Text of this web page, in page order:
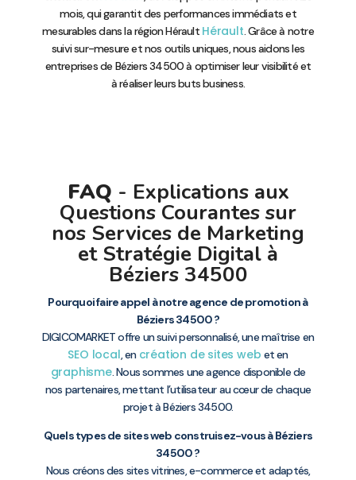
mois, qui garantit des performances immédiats et
mesurables dans la région Hérault Hérault. Grâce à notre
suivi sur-mesure et nos outils uniques, nous aidons les
entreprises de Béziers 34500 à optimiser leur visibilité et
à réaliser leurs buts business.
FAQ - Explications aux
Questions Courantes sur
nos Services de Marketing
et Stratégie Digital à
Béziers 34500
Pourquoi faire appel à notre agence de promotion à
Béziers 34500 ?
DIGICOMARKET offre un suivi personnalisé, une maîtrise en
SEO local, en création de sites web et en
graphisme. Nous sommes une agence disponible de
nos partenaires, mettant l’utilisateur au cœur de chaque
projet à Béziers 34500.
Quels types de sites web construisez-vous à Béziers
34500 ?
Nous créons des sites vitrines, e-commerce et adaptés,